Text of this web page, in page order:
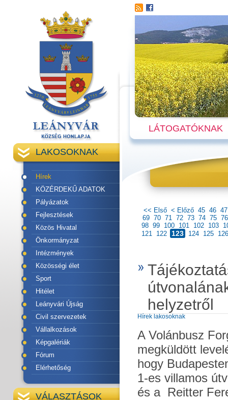
LAKOSOKNAK
Hírek
KÖZÉRDEKŰ ADATOK
Pályázatok
Fejlesztések
Közös Hivatal
Önkormányzat
Intézmények
Közösségi élet
Sport
Hitélet
Leányvári Újság
Civil szervezetek
Vállalkozások
Képgalériák
Fórum
Elérhetőség
VÁLASZTÁSOK
LÁTOGATÓKNAK
<< Első < Előző 45 46 47
69 70 71 72 73 74 75 76
98 99 100 101 102 103
121
122 123 124 125 126
helyzetről
Hírek lakosoknak
A Volánbusz
megküldött
hogy
1-es villamos
és a Reitter